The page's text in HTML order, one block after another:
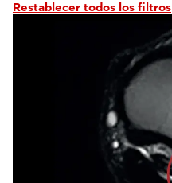
Restablecer todos los filtros